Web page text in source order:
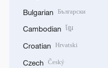
Bulgarian Български
Cambodian ខ្មែរ
Croatian Hrvatski
Czech Český